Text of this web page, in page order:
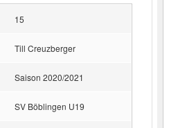
15
Till Creuzberger
Saison 2020/2021
SV Böblingen U19